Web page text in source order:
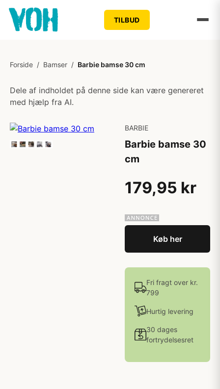
TILBUD
Forside / Bamser / Barbie bamse 30 cm
Dele af indholdet på denne side kan være genereret
med hjælp fra AI.
BARBIE
Barbie bamse 30
cm
179,95 kr
Køb her
Fri fragt over kr.
799
Hurtig levering
30 dages
fortrydelsesret